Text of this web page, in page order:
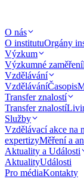
O nás
O institutuOrgány
Výzkum
Výzkumné zaměření
Vzdělávání
VzděláváníČasopis
Transfer znalostí
Transfer znalostí
Služby
Vzdělávací akce na
expertizyMěření a
Aktuality a Události
AktualityUdálosti
Pro médiaKontakty